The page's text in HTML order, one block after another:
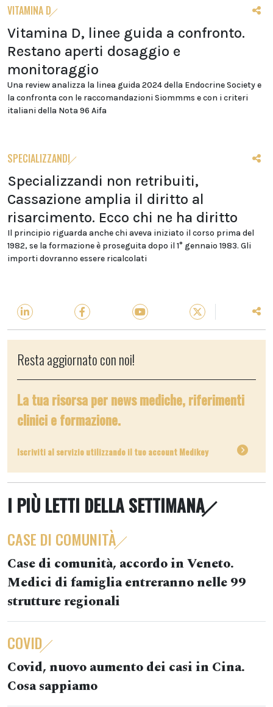
VITAMINA D
Vitamina D, linee guida a confronto.
Restano aperti dosaggio e
monitoraggio
Una review analizza la linea guida 2024 della Endocrine Society e
la confronta con le raccomandazioni Siommms e con i criteri
italiani della Nota 96 Aifa
SPECIALIZZANDI
Specializzandi non retribuiti,
Cassazione amplia il diritto al
risarcimento. Ecco chi ne ha diritto
Il principio riguarda anche chi aveva iniziato il corso prima del
1982, se la formazione è proseguita dopo il 1° gennaio 1983. Gli
importi dovranno essere ricalcolati
Resta aggiornato con noi!
La tua risorsa per news mediche, riferimenti
clinici e formazione.
Iscriviti al servizio utilizzando il tuo account Medikey
I PIÙ LETTI DELLA SETTIMANA
CASE DI COMUNITÀ
Case di comunità, accordo in Veneto.
Medici di famiglia entreranno nelle 99
strutture regionali
COVID
Covid, nuovo aumento dei casi in Cina.
Cosa sappiamo